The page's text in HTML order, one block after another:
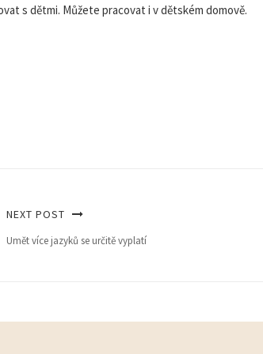
s dětmi. Můžete pracovat i v dětském domově.
NEXT POST
Umět více jazyků se určitě vyplatí